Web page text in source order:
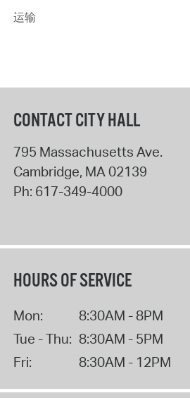
运输
CONTACT CITY HALL
795 Massachusetts Ave.
Cambridge, MA02139
Ph: 617-349-4000
HOURS OF SERVICE
Mon:
8:30AM - 8PM
Tue - Thu: 8:30AM - 5PM
Fri:
8:30AM - 12PM